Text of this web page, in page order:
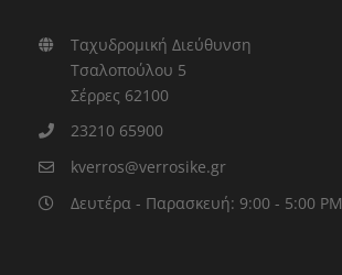
Ταχυδρομική Διεύθυνση
Τσαλοπούλου 5
Σέρρες 62100
23210 65900
kverros@verrosike.gr
Δευτέρα - Παρασκευή: 9:00 - 5:00 PM